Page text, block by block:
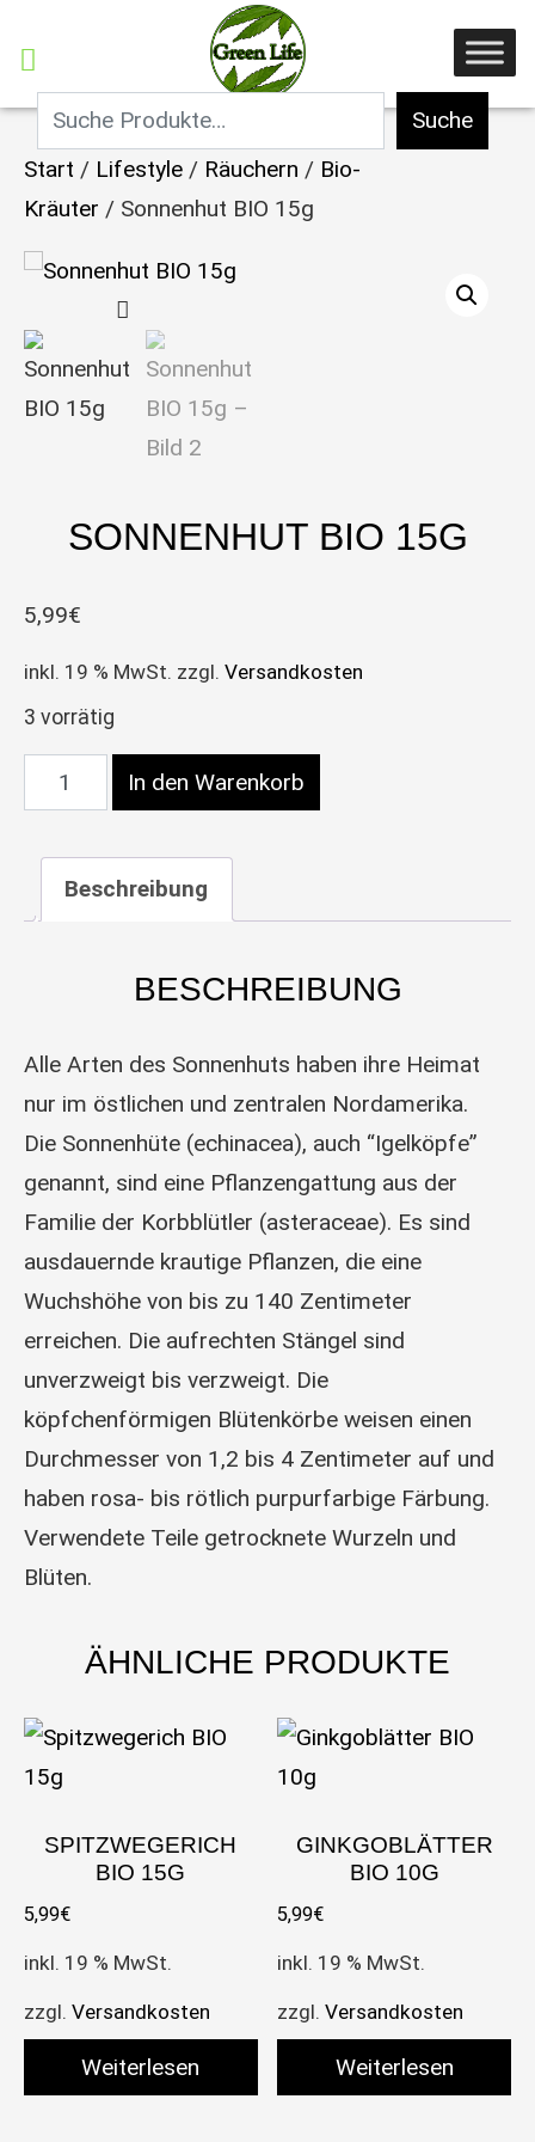
Suche
Start / Lifestyle / Räuchern / Bio-
Kräuter / Sonnenhut BIO 15g
SONNENHUT BIO 15G
5,99€
inkl. 19 % MwSt. zzgl. Versandkosten
3 vorrätig
Sonnenhut BIO 15g Menge
In den Warenkorb
Beschreibung
BESCHREIBUNG
Alle Arten des Sonnenhuts haben ihre Heimat
nur im östlichen und zentralen Nordamerika.
Die Sonnenhüte (echinacea), auch “Igelköpfe”
genannt, sind eine Pflanzengattung aus der
Familie der Korbblütler (asteraceae). Es sind
ausdauernde krautige Pflanzen, die eine
Wuchshöhe von bis zu 140 Zentimeter
erreichen. Die aufrechten Stängel sind
unverzweigt bis verzweigt. Die
köpfchenförmigen Blütenkörbe weisen einen
Durchmesser von 1,2 bis 4 Zentimeter auf und
haben rosa- bis rötlich purpurfarbige Färbung.
Verwendete Teile getrocknete Wurzeln und
Blüten.
ÄHNLICHE PRODUKTE
SPITZWEGERICH
BIO 15G
5,99€
inkl. 19 % MwSt.
zzgl. Versandkosten
Weiterlesen
GINKGOBLÄTTER
BIO 10G
5,99€
inkl. 19 % MwSt.
zzgl.Versandkosten
Weiterlesen